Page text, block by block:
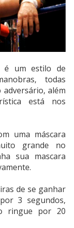
é um estilo de
todas
além
está nos
uma máscara
grande no
sua mascara
de se ganhar
3 segundos,
ringue por 20